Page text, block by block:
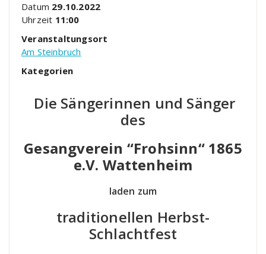
Datum 29.10.2022
Uhrzeit 11:00
Veranstaltungsort
Am Steinbruch
Kategorien
Die Sängerinnen und Sänger
des
Gesangverein “Frohsinn“ 1865
e.V. Wattenheim
laden zum
traditionellen Herbst-
Schlachtfest